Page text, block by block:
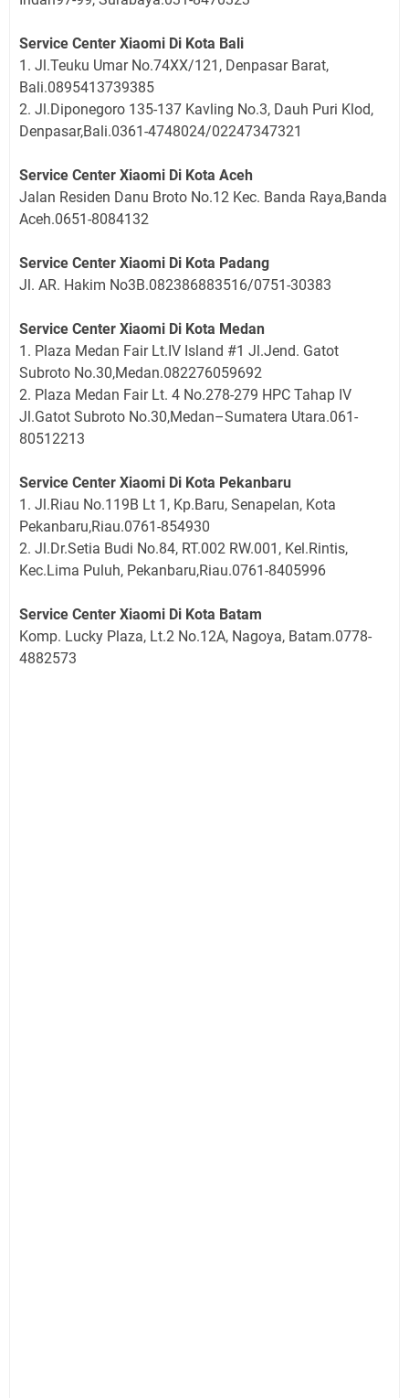
Service Center Xiaomi Di Kota Bali
1. Jl.Teuku Umar No.74XX/121, Denpasar Barat,
Bali.0895413739385
2. Jl.Diponegoro 135-137 Kavling No.3, Dauh Puri Klod,
Denpasar,Bali.0361-4748024/02247347321
Service Center Xiaomi Di Kota Aceh
Jalan Residen Danu Broto No.12 Kec. Banda Raya,Banda
Aceh.0651-8084132
Service Center Xiaomi Di Kota Padang
Jl. AR. Hakim No3B.082386883516/0751-30383
Service Center Xiaomi Di Kota Medan
1. Plaza Medan Fair Lt.IV Island #1 Jl.Jend. Gatot
Subroto No.30,Medan.082276059692
2. Plaza Medan Fair Lt. 4 No.278-279 HPC Tahap IV
Jl.Gatot Subroto No.30,Medan–Sumatera Utara.061-
80512213
Service Center Xiaomi Di Kota Pekanbaru
1. Jl.Riau No.119B Lt 1, Kp.Baru, Senapelan, Kota
Pekanbaru,Riau.0761-854930
2. Jl.Dr.Setia Budi No.84, RT.002 RW.001, Kel.Rintis,
Kec.Lima Puluh, Pekanbaru,Riau.0761-8405996
Service Center Xiaomi Di Kota Batam
Komp. Lucky Plaza, Lt.2 No.12A, Nagoya, Batam.0778-
4882573